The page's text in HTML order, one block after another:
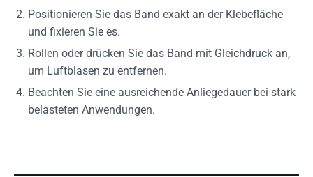
Positionieren Sie das Band exakt an der Klebefläche
und fixieren Sie es.
Rollen oder drücken Sie das Band mit Gleichdruck an,
um Luftblasen zu entfernen.
Beachten Sie eine ausreichende Anliegedauer bei stark
belasteten Anwendungen.